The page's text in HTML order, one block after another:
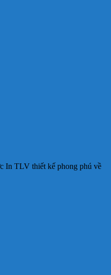
In TLV thiết kế phong phú về